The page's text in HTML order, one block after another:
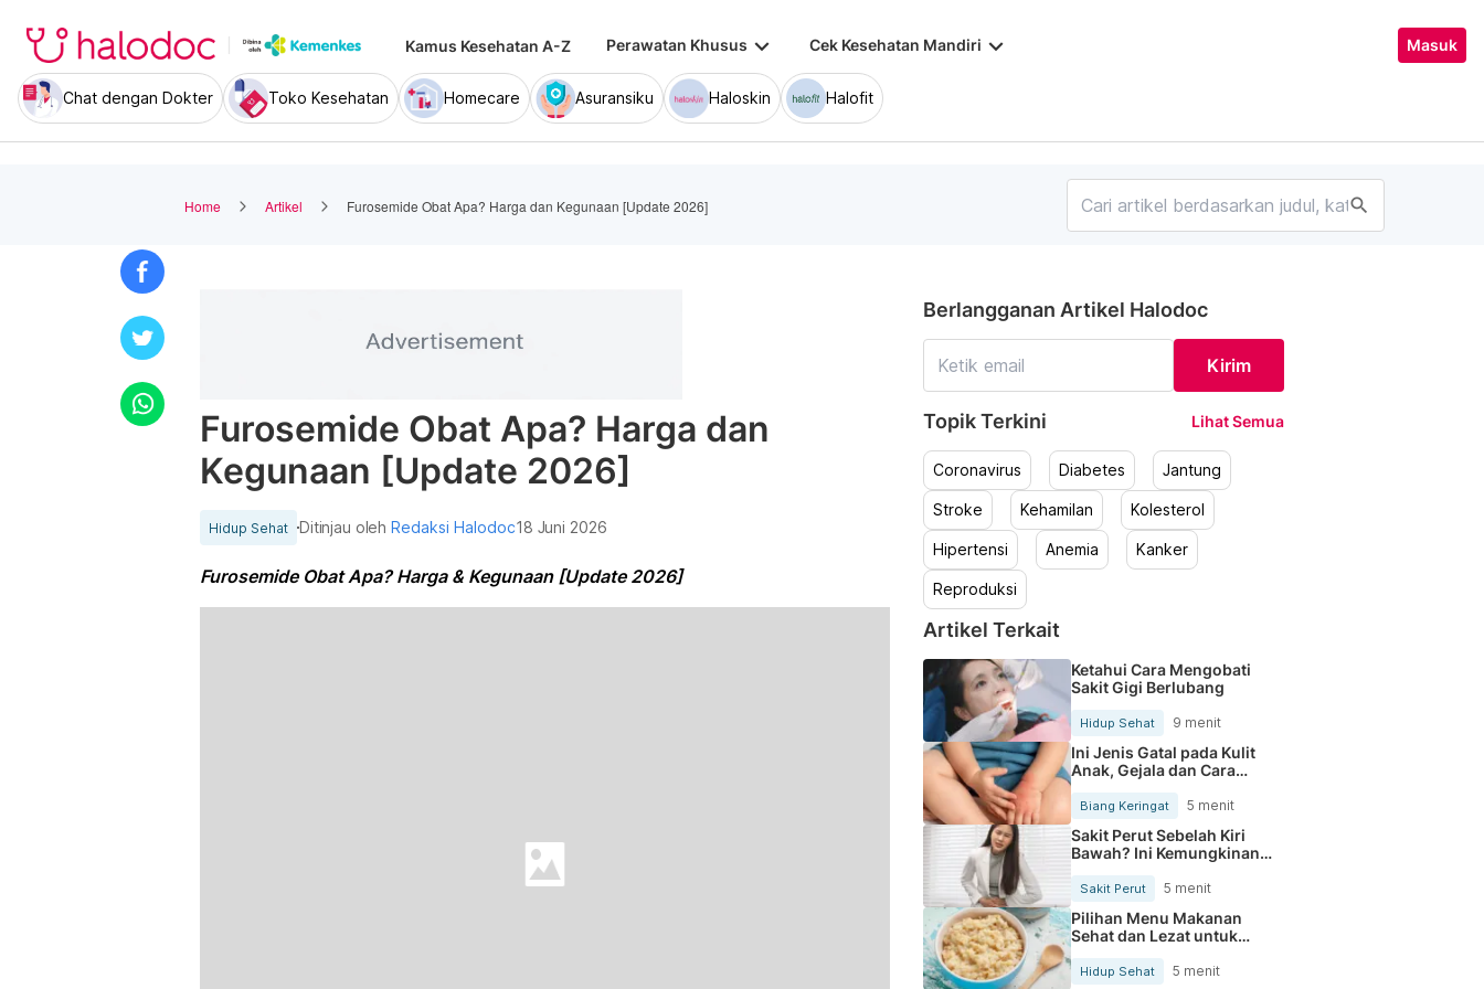
Kamus Kesehatan A-Z Perawatan Khusus keyboard_arrow_down Cek Kesehatan Mandiri keyboard_arrow_down Masuk
Chat dengan Dokter Toko Kesehatan Homecare Asuransiku Haloskin Halofit
Home Artikel Furosemide Obat Apa? Harga dan Kegunaan [Update 2026] search
Furosemide Obat Apa? Harga dan
Kegunaan [Update 2026]
Hidup Sehat Ditinjau olehRedaksi Halodoc18 Juni 2026
Furosemide Obat Apa? Harga & Kegunaan [Update 2026]
Berlangganan Artikel Halodoc
Kirim
Topik Terkini Lihat Semua
Coronavirus Diabetes Jantung
Stroke Kehamilan Kolesterol
Hipertensi Anemia Kanker
Reproduksi
Artikel Terkait
Ketahui Cara Mengobati
Sakit Gigi Berlubang
Hidup Sehat 9 menit
Ini Jenis Gatal pada Kulit
Anak, Gejala dan Cara
Mengobatinya
Biang Keringat 5 menit
Sakit Perut Sebelah Kiri
Bawah? Ini Kemungkinan
Sakit Perut 5 menit
Pilihan Menu Makanan
Sehat dan Lezat untuk
Mengurangi Kolesterol
Hidup Sehat 5 menit